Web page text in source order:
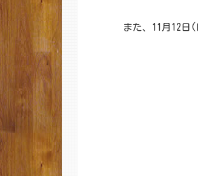
また、11月12日